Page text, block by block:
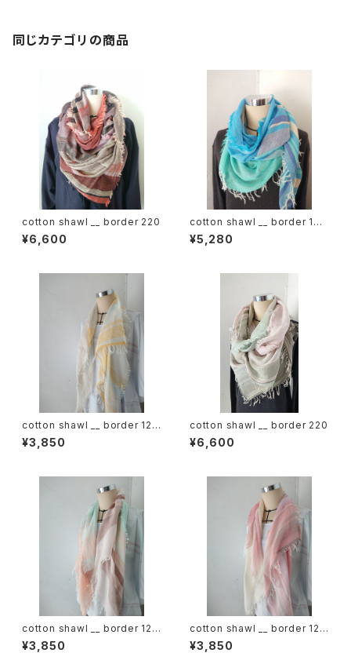
同じカテゴリの商品
cotton shawl __ border 220
¥6,600
cotton shawl __ border 160
海嶺w
¥5,280
cotton shawl __ border 120
蒲公英w
¥3,850
cotton shawl __ border 220
¥6,600
cotton shawl __ border 120
春麗w
¥3,850
cotton shawl __ border 120
桜花w
¥3,850